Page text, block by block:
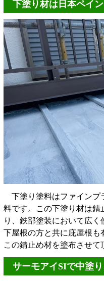
下塗り材は日本ペイ
下塗り塗料はファインプ
料です。この下塗り材は錆
り、鉄部塗装において広く
下屋根の方と共に庇屋根も
この錆止め材を塗布させて
サーモアイSIで中塗